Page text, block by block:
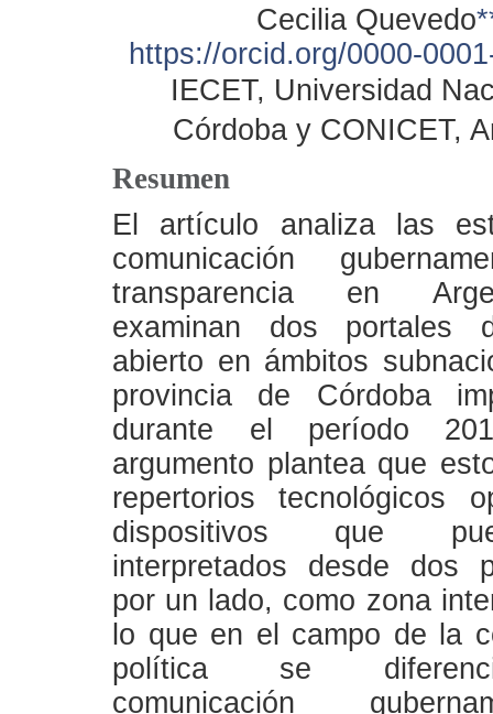
Cecilia Quevedo
https://orcid.org/0000-
IECET, Universidad
Córdoba y CONICET,
Resumen
El artículo analiza las
comunicación
transparencia en
examinan dos portales
abierto en ámbitos
provincia de Córdoba
durante el período
argumento plantea que
repertorios tecnológicos
dispositivos que
interpretados desde dos
por un lado, como zona
lo que en el campo de la
política se
comunicación